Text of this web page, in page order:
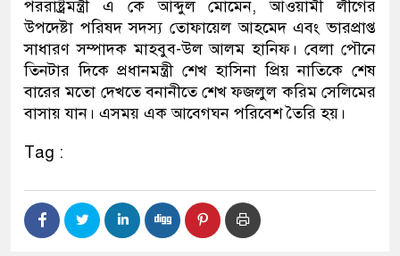
‘আজহার খান’
অবৈধ বিদেশি পিস্তল, ম্যাগাজিন ও গুলিসহ আইনের সঙ্গে
জড়িত কিশোর গ্যাংয়ের চার শিশু আটক
থানা পুলিশ
পররাষ্ট্রমন্ত্রী এ কে আব্দুল মোমেন, আওয়ামী লীগের
উপদেষ্টা পরিষদ সদস্য তোফায়েল আহমেদ এবং ভারপ্রাপ্ত
সাধারণ সম্পাদক মাহবুব-উল আলম হানিফ। বেলা পৌনে
তিনটার দিকে প্রধানমন্ত্রী শেখ হাসিনা প্রিয় নাতিকে শেষ
বারের মতো দেখতে বনানীতে শেখ ফজলুল করিম সেলিমের
বাসায় যান। এসময় এক আবেগঘন পরিবেশ তৈরি হয়।
Tag :